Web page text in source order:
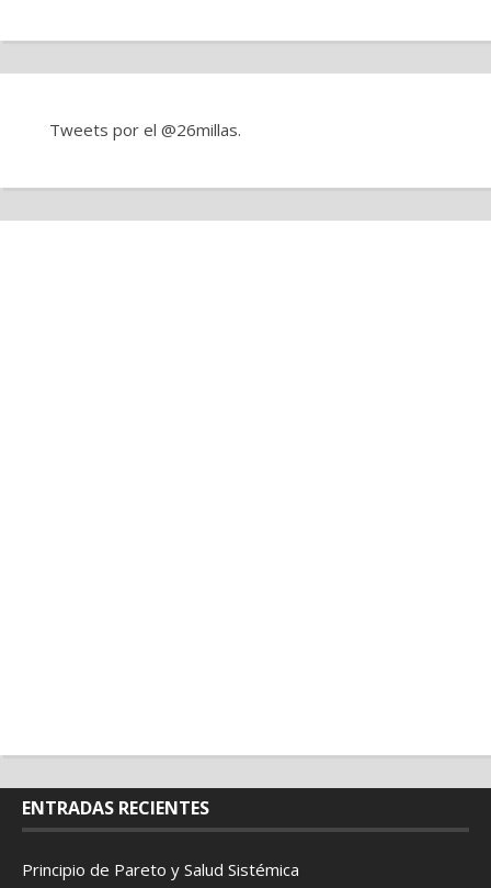
Tweets por el @26millas.
ENTRADAS RECIENTES
Principio de Pareto y Salud Sistémica